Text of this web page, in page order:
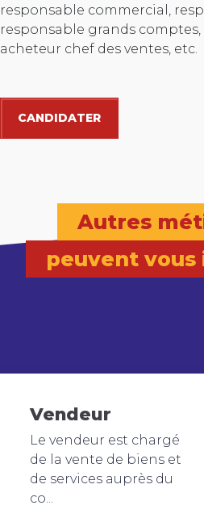
responsable commercial,
responsable grands comptes,
acheteur chef des ventes, etc.
CANDIDATER
Autres
peuvent
Vendeur
Le vendeur est chargé
de la vente de biens et
de services auprès du
co...